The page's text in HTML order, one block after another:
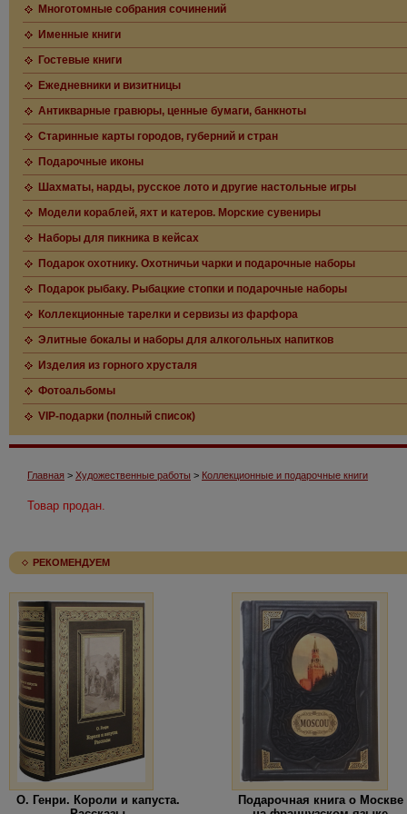
Многотомные собрания сочинений
Именные книги
Гостевые книги
Ежедневники и визитницы
Антикварные гравюры, ценные бумаги, банкноты
Старинные карты городов, губерний и стран
Подарочные иконы
Шахматы, нарды, русское лото и другие настольные игры
Модели кораблей, яхт и катеров. Морские сувениры
Наборы для пикника в кейсах
Подарок охотнику. Охотничьи чарки и подарочные наборы
Подарок рыбаку. Рыбацкие стопки и подарочные наборы
Коллекционные тарелки и сервизы из фарфора
Элитные бокалы и наборы для алкогольных напитков
Изделия из горного хрусталя
Фотоальбомы
VIP-подарки (полный список)
Главная > Художественные работы > Коллекционные и подарочные книги
Товар продан.
РЕКОМЕНДУЕМ
О. Генри. Короли и капуста.
Подарочная книга о Москве